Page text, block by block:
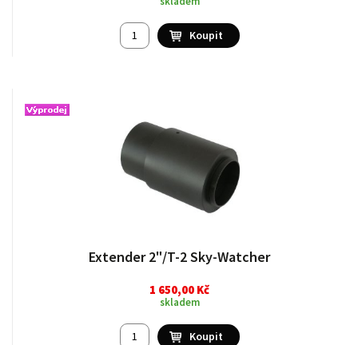
Extender 2"/T-2 Sky-Watcher
1 650,00 Kč
skladem